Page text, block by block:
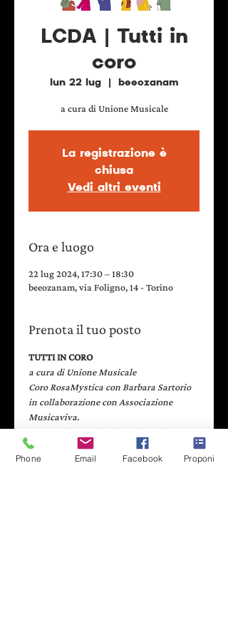
LCDA | Tutti in
coro
lun 22 lug
  |
beeozanam
a cura di Unione Musicale
La registrazione è
chiusa
Vedi altri eventi
Ora e luogo
22 lug 2024, 17:30 – 18:30
beeozanam, via Foligno, 14 - Torino
Prenota il tuo posto
TUTTI IN CORO
a cura di Unione Musicale
Coro RosaMystica con Barbara Sartorio
in collaborazione con Associazione
Musicaviva.
Concerto interattivo in cui partecipare
alle prove di acustica, al riscaldamento
dell’ensemble vocale, ma anche alla
Phone Email Facebook Proponi